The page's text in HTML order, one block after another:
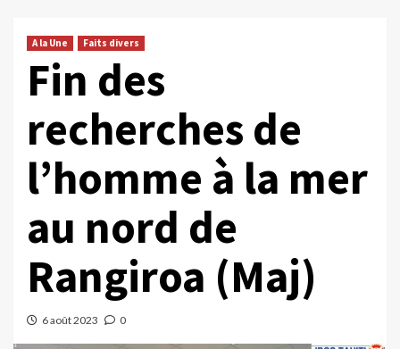
A la Une Faits divers
Fin des
recherches de
l’homme à la mer
au nord de
Rangiroa (Maj)
6 août 2023 0